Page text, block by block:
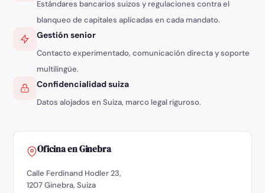
Estándares bancarios suizos y regulaciones contra el
blanqueo de capitales aplicadas en cada mandato.
Gestión senior
Contacto experimentado, comunicación directa y soporte
multilingüe.
Confidencialidad suiza
Datos alojados en Suiza, marco legal riguroso.
Oficina en Ginebra
Calle Ferdinand Hodler 23,
1207 Ginebra, Suiza